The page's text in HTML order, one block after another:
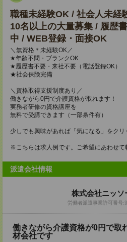
職種未経験OK / 社会人未経
10名以上の大量募集 / 履歴
中 / WEB登録・面接OK
＼無資格＊未経験OK／
★年齢不問・ブランクOK
★履歴書不要・来社不要（電話登録OK）
★社会保険完備
＼資格取得支援制度あり／
働きながら0円で介護資格が取れます！
実務者研修の資格講座を
無料で受講できます（一部条件有）
少しでも興味があれば「気になる」をクリ
※こちらは求人例です。ご希望にあわせて
派遣会社情報
株式会社ニッソ
労働者派遣事業許可番号:
働きながら介護資格が0円で取
材会社です